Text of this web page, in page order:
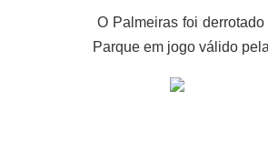
O Palmeiras foi
Parque em jogo válido